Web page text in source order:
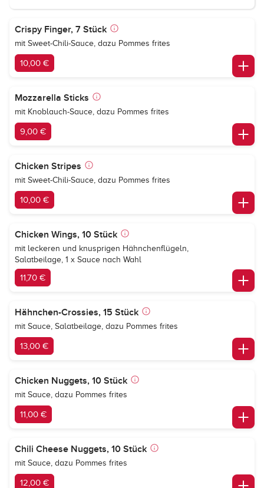
Crispy Finger, 7 Stück
mit Sweet-Chili-Sauce, dazu Pommes frites
10,00 €
Mozzarella Sticks
mit Knoblauch-Sauce, dazu Pommes frites
9,00 €
Chicken Stripes
mit Sweet-Chili-Sauce, dazu Pommes frites
10,00 €
Chicken Wings, 10 Stück
mit leckeren und knusprigen Hähnchenflügeln,
Salatbeilage, 1 x Sauce nach Wahl
11,70 €
Hähnchen-Crossies, 15 Stück
mit Sauce, Salatbeilage, dazu Pommes frites
13,00 €
Chicken Nuggets, 10 Stück
mit Sauce, dazu Pommes frites
11,00 €
Chili Cheese Nuggets, 10 Stück
mit Sauce, dazu Pommes frites
12,00 €